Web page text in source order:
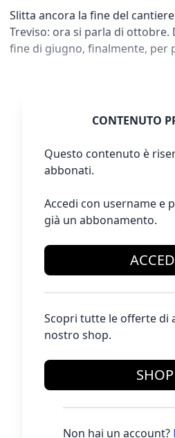
Slitta ancora la fine del
Treviso: ora si parla di ottobre.
fine di giugno, finalmente, per
CONTENUTO
Questo contenuto è
abbonati.
Accedi con username e
già un abbonamento.
Scopri tutte le offerte di
nostro shop.
SHOP
Non hai un account?